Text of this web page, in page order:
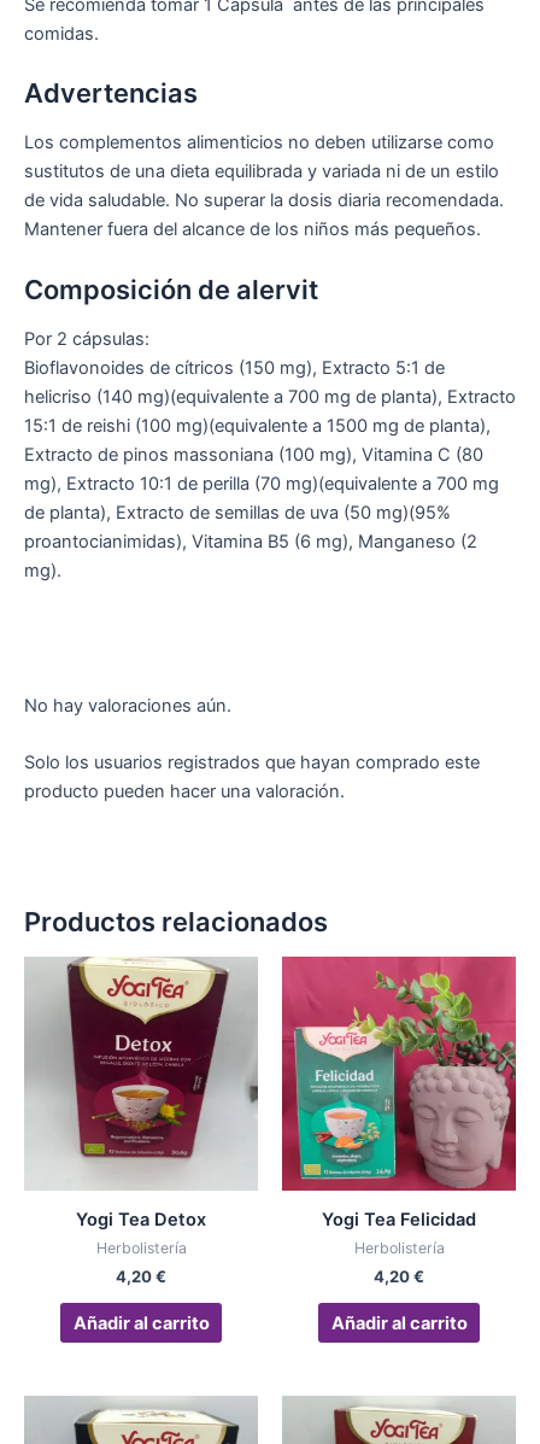
Se recomienda tomar 1 Capsula antes de las principales
comidas.
Advertencias
Los complementos alimenticios no deben utilizarse como
sustitutos de una dieta equilibrada y variada ni de un estilo
de vida saludable. No superar la dosis diaria recomendada.
Mantener fuera del alcance de los niños más pequeños.
Composición de alervit
Por 2 cápsulas:
Bioflavonoides de cítricos (150 mg), Extracto 5:1 de
helicriso (140 mg)(equivalente a 700 mg de planta), Extracto
15:1 de reishi (100 mg)(equivalente a 1500 mg de planta),
Extracto de pinos massoniana (100 mg), Vitamina C (80
mg), Extracto 10:1 de perilla (70 mg)(equivalente a 700 mg
de planta), Extracto de semillas de uva (50 mg)(95%
proantocianimidas), Vitamina B5 (6 mg), Manganeso (2
mg).
No hay valoraciones aún.
Solo los usuarios registrados que hayan comprado este
producto pueden hacer una valoración.
Productos relacionados
Yogi Tea Detox
Herbolistería
4,20€
Añadir al carrito
Yogi Tea Felicidad
Herbolistería
4,20€
Añadir al carrito